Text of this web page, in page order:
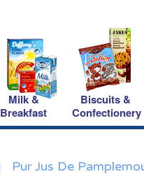
Milk &
Breakfast
Biscuits &
Confectionery
Pur Jus De